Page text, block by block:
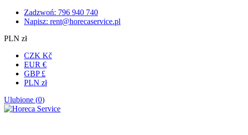
Zadzwoń: 796 940 740
Napisz: rent@horecaservice.pl
PLN zł
CZK Kč
EUR €
GBP £
PLN zł
Ulubione (0)